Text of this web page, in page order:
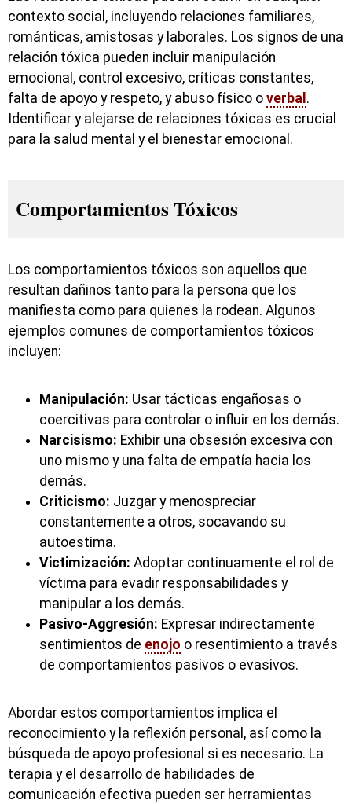
contexto social, incluyendo relaciones familiares,
románticas, amistosas y laborales. Los signos de una
relación tóxica pueden incluir manipulación
emocional, control excesivo, críticas constantes,
falta de apoyo y respeto, y abuso físico o verbal .
Identificar y alejarse de relaciones tóxicas es crucial
para la salud mental y el bienestar emocional.
Comportamientos Tóxicos
Los comportamientos tóxicos son aquellos que
resultan dañinos tanto para la persona que los
manifiesta como para quienes la rodean. Algunos
ejemplos comunes de comportamientos tóxicos
incluyen:
Manipulación: Usar tácticas engañosas o
coercitivas para controlar o influir en los demás.
Narcisismo: Exhibir una obsesión excesiva con
uno mismo y una falta de empatía hacia los
demás.
Criticismo: Juzgar y menospreciar
constantemente a otros, socavando su
autoestima.
Victimización: Adoptar continuamente el rol de
víctima para evadir responsabilidades y
manipular a los demás.
Pasivo-Aggresión: Expresar indirectamente
sentimientos de enojo o resentimiento a través
de comportamientos pasivos o evasivos.
Abordar estos comportamientos implica el
reconocimiento y la reflexión personal, así como la
búsqueda de apoyo profesional si es necesario. La
terapia y el desarrollo de habilidades de
comunicación efectiva pueden ser herramientas